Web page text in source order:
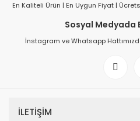
En Kaliteli Ürün | En Uygun Fiyat |
Sosyal Medyada
İnstagram ve Whatsapp
İLETİŞİM